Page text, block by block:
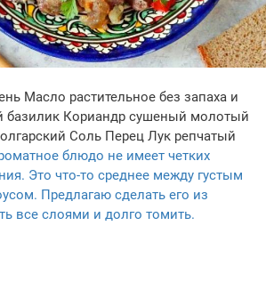
Масло растительное без запаха и
базилик Кориандр сушеный молотый
Соль Перец Лук репчатый
блюдо не имеет четких
Это что-то среднее между густым
Предлагаю сделать его из
все слоями и долго томить.